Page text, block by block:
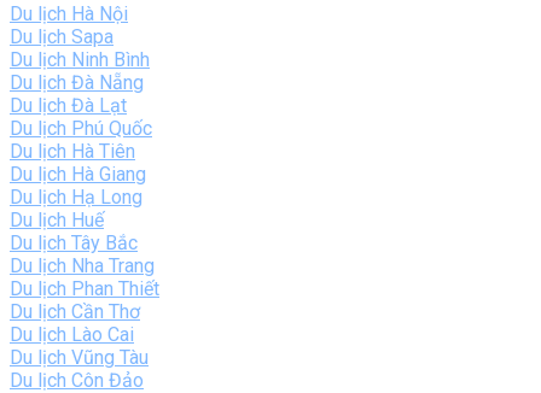
Du lịch Hà Nội
Du lịch Sapa
Du lịch Ninh Bình
Du lịch Đà Nẵng
Du lịch Đà Lạt
Du lịch Phú Quốc
Du lịch Hà Tiên
Du lịch Hà Giang
Du lịch Hạ Long
Du lịch Huế
Du lịch Tây Bắc
Du lịch Nha Trang
Du lịch Phan Thiết
Du lịch Cần Thơ
Du lịch Lào Cai
Du lịch Vũng Tàu
Du lịch Côn Đảo